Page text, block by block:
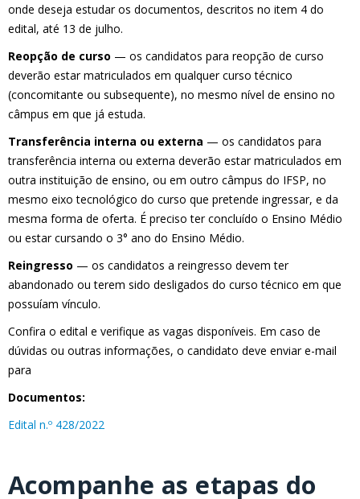
onde deseja estudar os documentos, descritos no item 4 do
edital, até 13 de julho.
Reopção de curso — os candidatos para reopção de curso
deverão estar matriculados em qualquer curso técnico
(concomitante ou subsequente), no mesmo nível de ensino no
câmpus em que já estuda.
Transferência interna ou externa — os candidatos para
transferência interna ou externa deverão estar matriculados em
outra instituição de ensino, ou em outro câmpus do IFSP, no
mesmo eixo tecnológico do curso que pretende ingressar, e da
mesma forma de oferta. É preciso ter concluído o Ensino Médio
ou estar cursando o 3° ano do Ensino Médio.
Reingresso — os candidatos a reingresso devem ter
abandonado ou terem sido desligados do curso técnico em que
possuíam vínculo.
Confira o edital e verifique as vagas disponíveis. Em caso de
dúvidas ou outras informações, o candidato deve enviar e-mail
para
Documentos:
Edital n.º 428/2022
Acompanhe as etapas do